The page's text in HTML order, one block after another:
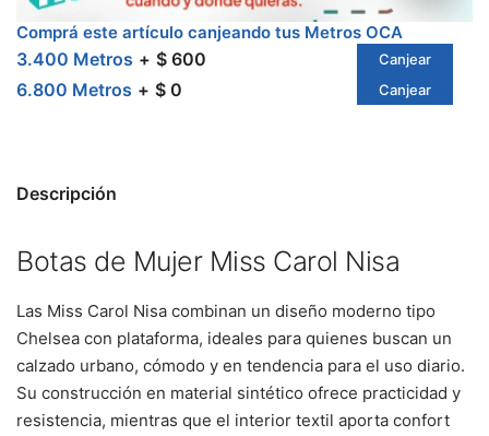
Comprá este artículo canjeando tus Metros OCA
3.400 Metros $ 600 Canjear
6.800 Metros $ 0 Canjear
Descripción
Botas de Mujer Miss Carol Nisa
Las Miss Carol Nisa combinan un diseño moderno tipo
Chelsea con plataforma, ideales para quienes buscan un
calzado urbano, cómodo y en tendencia para el uso diario.
Su construcción en material sintético ofrece practicidad y
resistencia, mientras que el interior textil aporta confort